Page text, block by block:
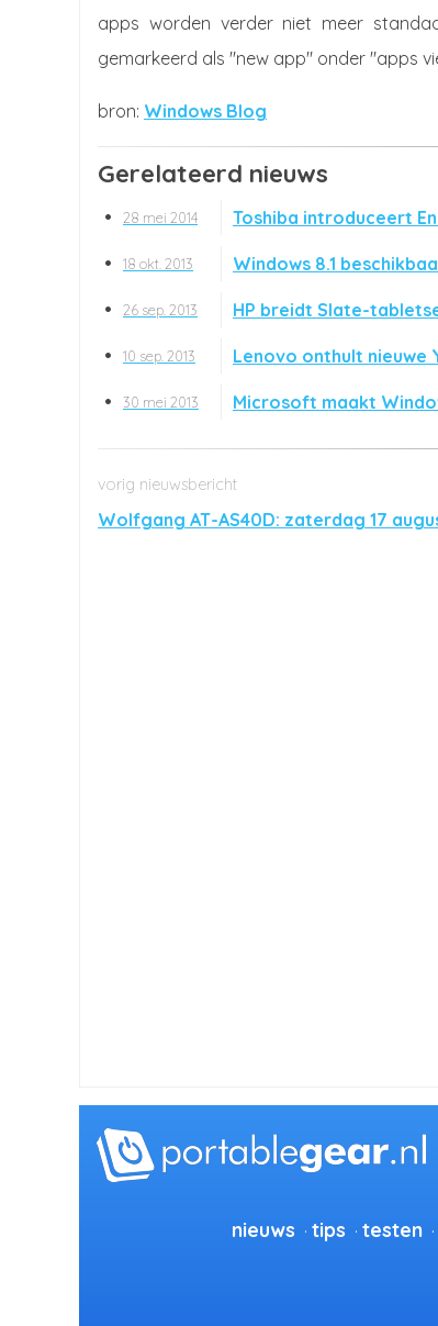
apps worden verder niet meer
gemarkeerd als "new app" onder "apps
Windows Blog
Gerelateerd nieuws
28 mei 2014 Toshiba introduceert
18 okt. 2013 Windows 8.1
26 sep. 2013 HP breidt Slate-
10 sep. 2013 Lenovo onthult nieuwe
30 mei 2013 Microsoft maakt
nieuws tips testen